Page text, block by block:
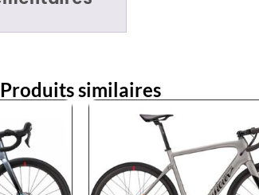
Produits similaires